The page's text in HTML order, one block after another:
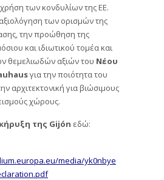
των κονδυλίων της ΕΕ.
των ορισμών της
την προώθηση της
και ιδιωτικού τομέα και
θεμελιωδών αξιών του Νέου
για την ποιότητα του
αρχιτεκτονική για βιώσιμους
χώρους.
της Gijón εδώ:
media/yk0nbye